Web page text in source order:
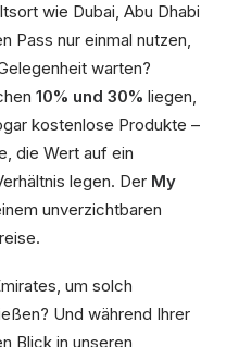
wie Dubai, Abu Dhabi
Pass nur einmal nutzen,
warten?
10% und 30% liegen,
kostenlose Produkte –
die Wert auf ein
legen. Der My
unverzichtbaren
um solch
Und während Ihrer
Blick in unseren